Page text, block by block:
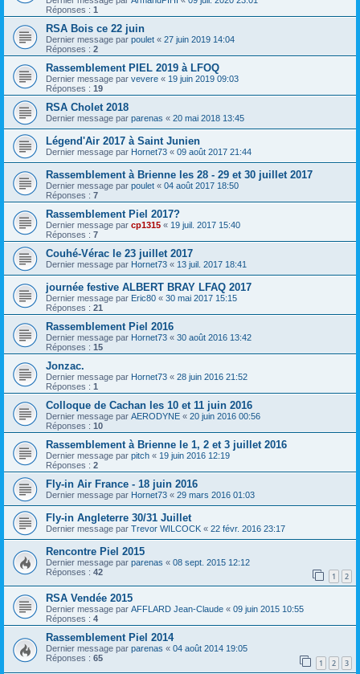
Réponses : 1
RSA Bois ce 22 juin
Dernier message par poulet « 27 juin 2019 14:04
Réponses : 2
Rassemblement PIEL 2019 à LFOQ
Dernier message par vevere « 19 juin 2019 09:03
Réponses : 19
RSA Cholet 2018
Dernier message par parenas « 20 mai 2018 13:45
Légend'Air 2017 à Saint Junien
Dernier message par Hornet73 « 09 août 2017 21:44
Rassemblement à Brienne les 28 - 29 et 30 juillet 2017
Dernier message par poulet « 04 août 2017 18:50
Réponses : 7
Rassemblement Piel 2017?
Dernier message par cp1315 « 19 juil. 2017 15:40
Réponses : 7
Couhé-Vérac le 23 juillet 2017
Dernier message par Hornet73 « 13 juil. 2017 18:41
journée festive ALBERT BRAY LFAQ 2017
Dernier message par Eric80 « 30 mai 2017 15:15
Réponses : 21
Rassemblement Piel 2016
Dernier message par Hornet73 « 30 août 2016 13:42
Réponses : 15
Jonzac.
Dernier message par Hornet73 « 28 juin 2016 21:52
Réponses : 1
Colloque de Cachan les 10 et 11 juin 2016
Dernier message par AERODYNE « 20 juin 2016 00:56
Réponses : 10
Rassemblement à Brienne le 1, 2 et 3 juillet 2016
Dernier message par pitch « 19 juin 2016 12:19
Réponses : 2
Fly-in Air France - 18 juin 2016
Dernier message par Hornet73 « 29 mars 2016 01:03
Fly-in Angleterre 30/31 Juillet
Dernier message par Trevor WILCOCK « 22 févr. 2016 23:17
Rencontre Piel 2015
Dernier message par parenas « 08 sept. 2015 12:12
Réponses : 42 1 2
RSA Vendée 2015
Dernier message par AFFLARD Jean-Claude « 09 juin 2015 10:55
Réponses : 4
Rassemblement Piel 2014
Dernier message par parenas « 04 août 2014 19:05
Réponses : 65 1 2 3